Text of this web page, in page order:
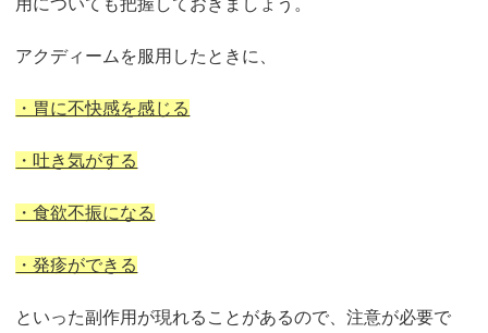
用についても把握しておきましょう。
アクディームを服用したときに、
・胃に不快感を感じる
・吐き気がする
・食欲不振になる
・発疹ができる
といった副作用が現れることがあるので、注意が必要で